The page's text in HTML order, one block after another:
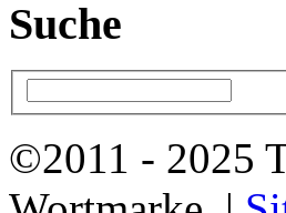
Suche
©2011 - 2025